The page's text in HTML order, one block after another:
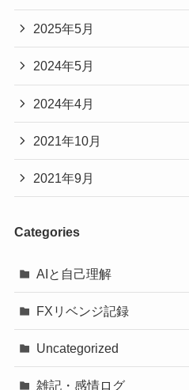
2025年5月
2024年5月
2024年4月
2021年10月
2021年9月
Categories
AIと自己理解
FXリベンジ記録
Uncategorized
雑記・感情ログ